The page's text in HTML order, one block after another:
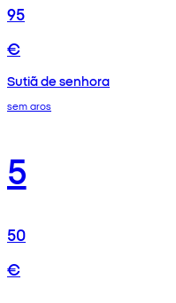
95
€
Sutiã de senhora
sem aros
5
50
€